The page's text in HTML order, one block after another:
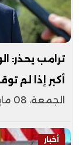
ترامب يحذر:
أكبر إذا لم
الجمعة، 08 مايو 2026 10:38 ص
أخبار